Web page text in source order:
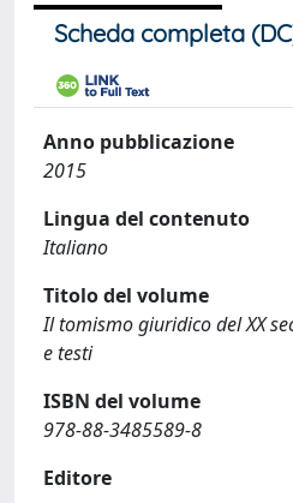
Scheda completa
Anno pubblicazione
2015
Lingua del contenuto
Italiano
Titolo del volume
Il tomismo giuridico del XX
e testi
ISBN del volume
978-88-3485589-8
Editore